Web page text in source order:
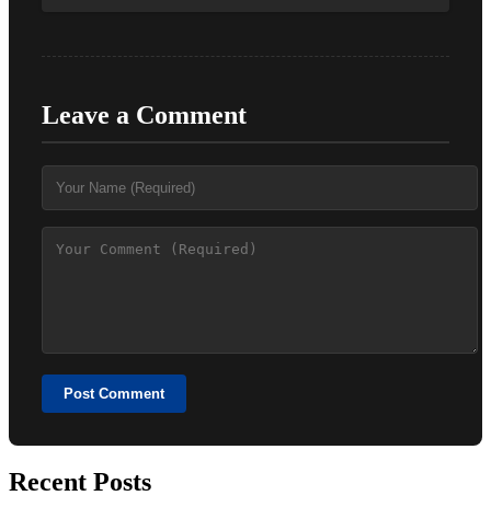
Leave a Comment
Post Comment
Recent Posts